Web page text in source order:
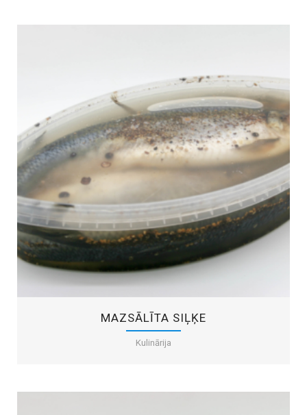
MAZSĀLĪTA SIĻĶE
Kulinārija